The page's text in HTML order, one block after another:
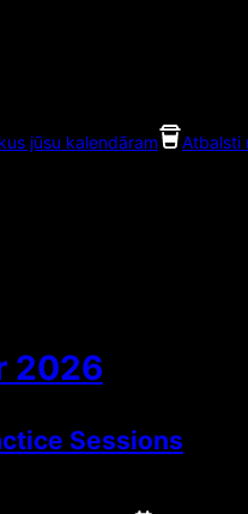
jūsu kalendāram
Atbalsti
2026
Sessions